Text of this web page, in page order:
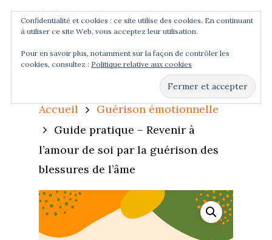
Hit enter to search or ESC to close
Accueil
Guérison émotionnelle
Guide pratique – Revenir à
l’amour de soi par la guérison des
blessures de l’âme
Confidentialité et cookies : ce site utilise des cookies. En continuant
à utiliser ce site Web, vous acceptez leur utilisation.
Pour en savoir plus, notamment sur la façon de contrôler les
cookies, consultez : Politique relative aux cookies